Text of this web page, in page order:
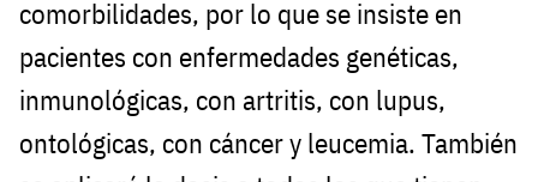
comorbilidades, por lo que se insiste en
pacientes con enfermedades genéticas,
inmunológicas, con artritis, con lupus,
ontológicas, con cáncer y leucemia. También